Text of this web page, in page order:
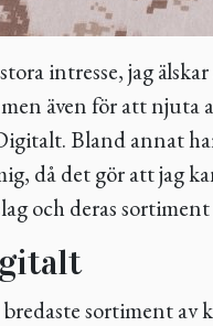
intresse, jag
även för att njuta
Bland annat
då det gör att jag
och deras
sortiment av